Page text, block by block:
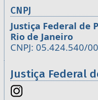
CNPJ
Justiça Federal de
Rio de Janeiro
CNPJ: 05.424.540/
Justiça Federal